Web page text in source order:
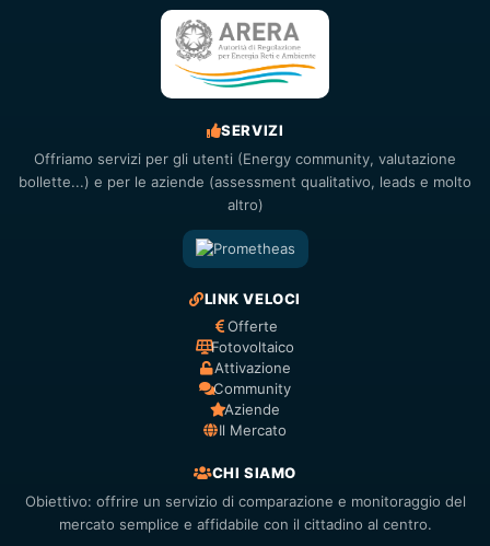
SERVIZI
Offriamo servizi per gli utenti (Energy community, valutazione
bollette...) e per le aziende (assessment qualitativo, leads e molto
altro)
LINK VELOCI
Offerte
Fotovoltaico
Attivazione
Community
Aziende
Il Mercato
CHI SIAMO
Obiettivo: offrire un servizio di comparazione e monitoraggio del
mercato semplice e affidabile con il cittadino al centro.